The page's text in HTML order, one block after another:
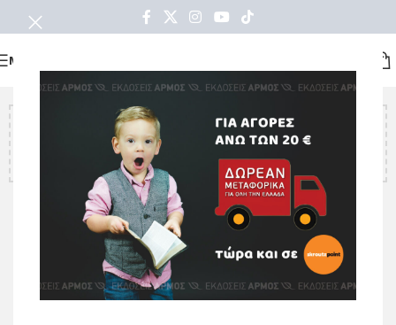
ΜΕΝΟΥ
Υπολείπονται ακόμα€
για να κερδίσετε δωρεάν
Μη διαθέσιμο
Αρχική σελίδα Όλα τα βιβλία ΔΟΚΙΜΙΟ